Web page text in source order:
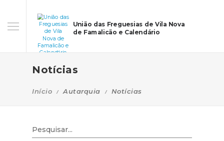
União das Freguesias de Vila Nova
de Famalicão e Calendário
Notícias
Início Autarquia Notícias